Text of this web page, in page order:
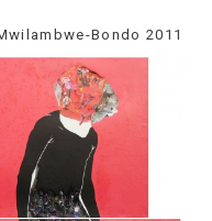
Bondo 2011